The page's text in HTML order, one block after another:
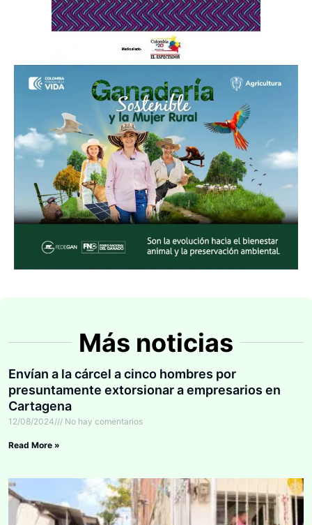
Más noticias
Envían a la cárcel a cinco hombres por
presuntamente extorsionar a empresarios en
Cartagena
12/08/2024 No hay comentarios
Read More »